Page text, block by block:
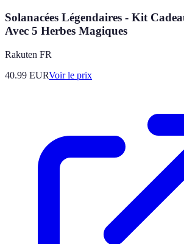
Solanacées Légendaires - Kit
Avec 5 Herbes Magiques
Rakuten FR
40.99 EURVoir le prix